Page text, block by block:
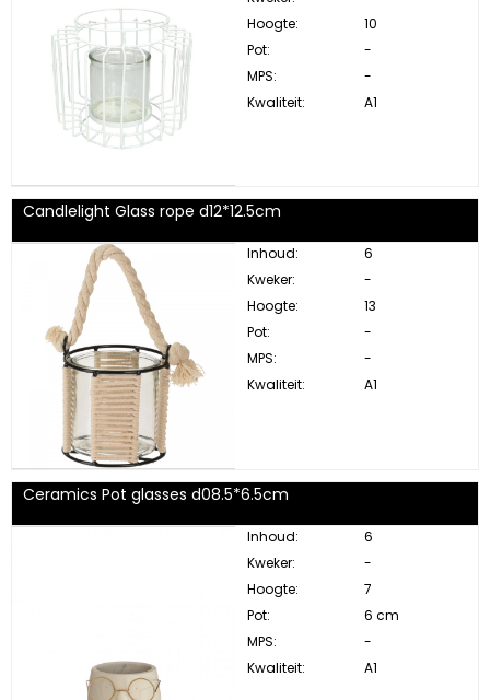
Hoogte:
10
Pot:
-
MPS:
-
Kwaliteit:
A1
Candlelight Glass rope d12*12.5cm
Inhoud:
6
Kweker:
-
Hoogte:
13
Pot:
-
MPS:
-
Kwaliteit:
A1
Ceramics Pot glasses d08.5*6.5cm
Inhoud:
6
Kweker:
-
Hoogte:
7
Pot:
6 cm
MPS:
-
Kwaliteit:
A1